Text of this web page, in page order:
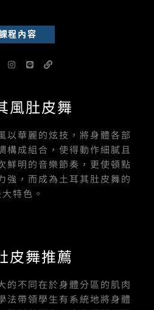
程內容
I
n
g
r
L
i
L
i
風肚皮舞
以華麗的炫技，將身體各部
構成組合，使得動作細膩且
鮮明的音樂節奏，更使頓點
強，而成為土耳其肚皮舞的
特色。
皮舞推薦
的不同在於身體分區的肌肉
法帶領學生有系統地將身體